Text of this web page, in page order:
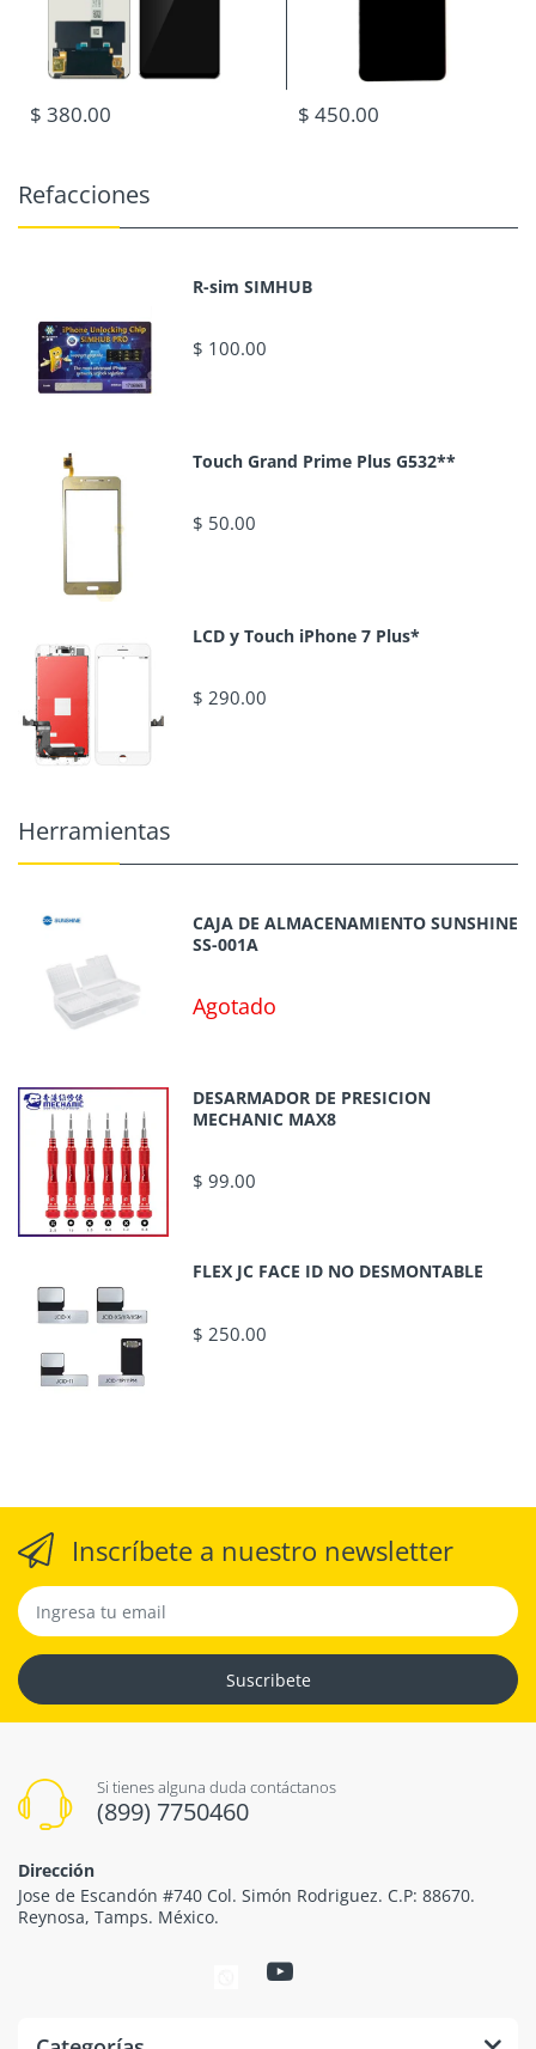
$ 380.00 $ 450.00
Refacciones
R-sim SIMHUB
$ 100.00
Touch Grand Prime Plus G532**
$ 50.00
LCD y Touch iPhone 7 Plus*
$ 290.00
Herramientas
CAJA DE ALMACENAMIENTO SUNSHINE
SS-001A
Agotado
DESARMADOR DE PRESICION
MECHANIC MAX8
$ 99.00
FLEX JC FACE ID NO DESMONTABLE
$ 250.00
Inscríbete a nuestro newsletter
Suscribete
Si tienes alguna duda contáctanos
(899) 7750460
Dirección
Jose de Escandón #740 Col. Simón Rodriguez. C.P: 88670.
Reynosa, Tamps. México.